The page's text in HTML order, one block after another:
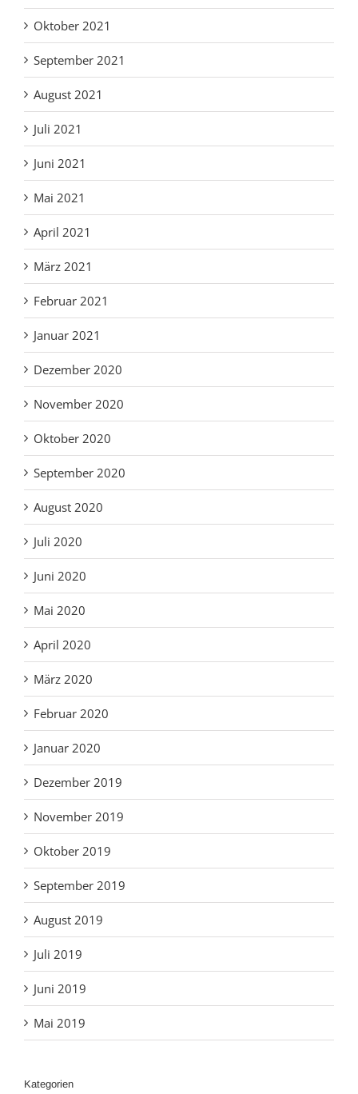
Oktober 2021
September 2021
August 2021
Juli 2021
Juni 2021
Mai 2021
April 2021
März 2021
Februar 2021
Januar 2021
Dezember 2020
November 2020
Oktober 2020
September 2020
August 2020
Juli 2020
Juni 2020
Mai 2020
April 2020
März 2020
Februar 2020
Januar 2020
Dezember 2019
November 2019
Oktober 2019
September 2019
August 2019
Juli 2019
Juni 2019
Mai 2019
Kategorien